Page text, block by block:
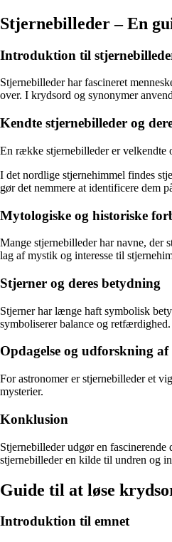
Stjernebilleder – En
Introduktion til
Stjernebilleder har fascineret
over. I krydsord og synonymer
Kendte stjernebilleder og
En række stjernebilleder er velkendte
I det nordlige stjernehimmel findes
gør det nemmere at identificere dem
Mytologiske og historiske
Mange stjernebilleder har navne, der
lag af mystik og interesse til
Stjerner og deres betydning
Stjerner har længe haft symbolisk
symboliserer balance og retfærdighed.
Opdagelse og udforskning
For astronomer er stjernebilleder et
mysterier.
Konklusion
Stjernebilleder udgør en
stjernebilleder en kilde til undren og
Guide til at løse
Introduktion til emnet